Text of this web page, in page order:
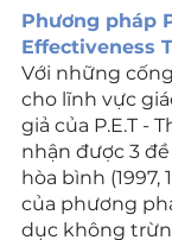
Phương pháp
Effectiveness
Với những
cho lĩnh vực
giả của P.E.T -
nhận được 3
hòa bình (1997,
của phương
dục không